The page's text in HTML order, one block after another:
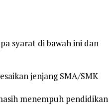
syarat di bawah ini dan
jenjang SMA/SMK
menempuh pendidikan